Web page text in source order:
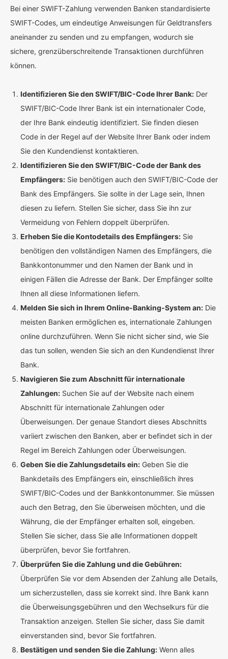
Bei einer SWIFT-Zahlung verwenden Banken standardisierte
SWIFT-Codes, um eindeutige Anweisungen für Geldtransfers
aneinander zu senden und zu empfangen, wodurch sie
sichere, grenzüberschreitende Transaktionen durchführen
können.
Identifizieren Sie den SWIFT/BIC-Code Ihrer Bank: Der
SWIFT/BIC-Code Ihrer Bank ist ein internationaler Code,
der Ihre Bank eindeutig identifiziert. Sie finden diesen
Code in der Regel auf der Website Ihrer Bank oder indem
Sie den Kundendienst kontaktieren.
Identifizieren Sie den SWIFT/BIC-Code der Bank des
Empfängers: Sie benötigen auch den SWIFT/BIC-Code der
Bank des Empfängers. Sie sollte in der Lage sein, Ihnen
diesen zu liefern. Stellen Sie sicher, dass Sie ihn zur
Vermeidung von Fehlern doppelt überprüfen.
Erheben Sie die Kontodetails des Empfängers: Sie
benötigen den vollständigen Namen des Empfängers, die
Bankkontonummer und den Namen der Bank und in
einigen Fällen die Adresse der Bank. Der Empfänger sollte
Ihnen all diese Informationen liefern.
Melden Sie sich in Ihrem Online-Banking-System an: Die
meisten Banken ermöglichen es, internationale Zahlungen
online durchzuführen. Wenn Sie nicht sicher sind, wie Sie
das tun sollen, wenden Sie sich an den Kundendienst Ihrer
Bank.
Navigieren Sie zum Abschnitt für internationale
Zahlungen: Suchen Sie auf der Website nach einem
Abschnitt für internationale Zahlungen oder
Überweisungen. Der genaue Standort dieses Abschnitts
variiert zwischen den Banken, aber er befindet sich in der
Regel im Bereich Zahlungen oder Überweisungen.
Geben Sie die Zahlungsdetails ein: Geben Sie die
Bankdetails des Empfängers ein, einschließlich ihres
SWIFT/BIC-Codes und der Bankkontonummer. Sie müssen
auch den Betrag, den Sie überweisen möchten, und die
Währung, die der Empfänger erhalten soll, eingeben.
Stellen Sie sicher, dass Sie alle Informationen doppelt
überprüfen, bevor Sie fortfahren.
Überprüfen Sie die Zahlung und die Gebühren:
Überprüfen Sie vor dem Absenden der Zahlung alle Details,
um sicherzustellen, dass sie korrekt sind. Ihre Bank kann
die Überweisungsgebühren und den Wechselkurs für die
Transaktion anzeigen. Stellen Sie sicher, dass Sie damit
einverstanden sind, bevor Sie fortfahren.
Bestätigen und senden Sie die Zahlung: Wenn alles